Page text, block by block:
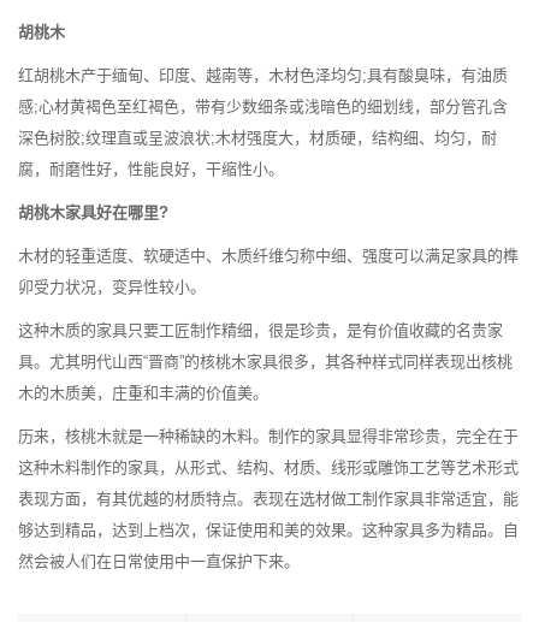
胡桃木
红胡桃木产于缅甸、印度、越南等，木材色泽均匀;具有酸臭味，有油质
感;心材黄褐色至红褐色，带有少数细条或浅暗色的细划线，部分管孔含
深色树胶;纹理直或呈波浪状;木材强度大，材质硬，结构细、均匀，耐
腐，耐磨性好，性能良好，干缩性小。
胡桃木家具好在哪里?
木材的轻重适度、软硬适中、木质纤维匀称中细、强度可以满足家具的榫
卯受力状况，变异性较小。
这种木质的家具只要工匠制作精细，很是珍贵，是有价值收藏的名贵家
具。尤其明代山西“晋商”的核桃木家具很多，其各种样式同样表现出核桃
木的木质美，庄重和丰满的价值美。
历来，核桃木就是一种稀缺的木料。制作的家具显得非常珍贵，完全在于
这种木料制作的家具，从形式、结构、材质、线形或雕饰工艺等艺术形式
表现方面，有其优越的材质特点。表现在选材做工制作家具非常适宜，能
够达到精品，达到上档次，保证使用和美的效果。这种家具多为精品。自
然会被人们在日常使用中一直保护下来。